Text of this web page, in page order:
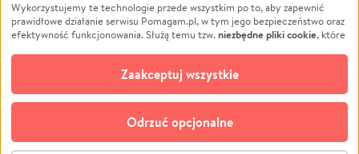
Pomoc Finansowa
Projekty
Pogrzeb
Społeczność lokalna
Kultura
Edukacja
Podróż
Impreza
Ochrona środowiska
Biznes
Wykorzystujemy te technologie przede wszystkim po to, aby zapewnić
prawidłowe działanie serwisu Pomagam.pl, w tym jego bezpieczeństwo oraz
efektywność funkcjonowania. Służą temu tzw.niezbędne pliki cookie, które
opcjonalnych plików cookie
technologii do celów analitycznych i retargetingowych. Możesz wyrazić
zgodę na ich stosowanie lub jej odmówić. W dowolnym momencie masz
możliwość zmiany swoich preferencji na stronie „Zarządzaj zgodami cookie”,
do której link znajdziesz w stopce serwisu Pomagam.pl. Opcjonalne pliki
cookie wykorzystywane są w następujących celach:
Odrzuć opcjonalne
Zaakceptuj wszystkie